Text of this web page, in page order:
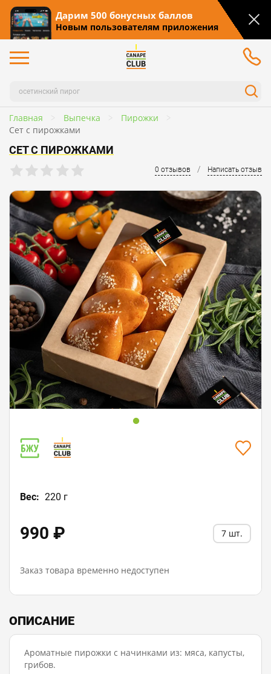
Дарим 500 бонусных баллов
Новым пользователям приложения
Главная Выпечка
Пирожки
Сет с пирожками
СЕТ С ПИРОЖКАМИ
0 отзывов / Написать отзыв
Белки: 15,0
Вес: 220 г
7 шт.
990 ₽
Заказ товара временно недоступен
ОПИСАНИЕ
Ароматные пирожки с начинками из: мяса, капусты,
грибов.